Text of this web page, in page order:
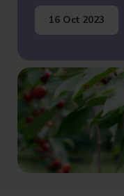
16 Oct 2023